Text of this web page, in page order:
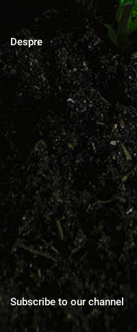
Despre
MAGAZINUL DE
Blog cu zeci de sfaturi
gusturile, povești de viata,
suflet.
Subscribe to our channel